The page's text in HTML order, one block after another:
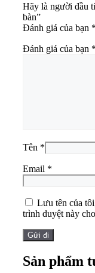
Hãy là người đầu
bàn”
Đánh giá của bạn *
Đánh giá của bạn *
Tên *
Email *
Lưu tên của
trình duyệt này
Sản phẩm